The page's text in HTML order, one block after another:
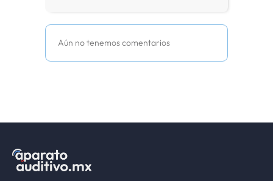
Aún no tenemos comentarios